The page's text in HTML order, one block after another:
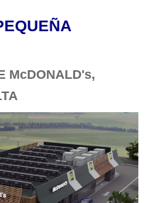
McDONALD's,